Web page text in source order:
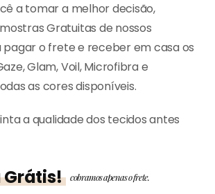
a tomar a melhor decisão,
Gratuitas de nossos
pagar o frete e receber em casa os
Glam, Voil, Microfibra e
as cores disponíveis.
a qualidade dos tecidos antes
cobramos apenas o frete.